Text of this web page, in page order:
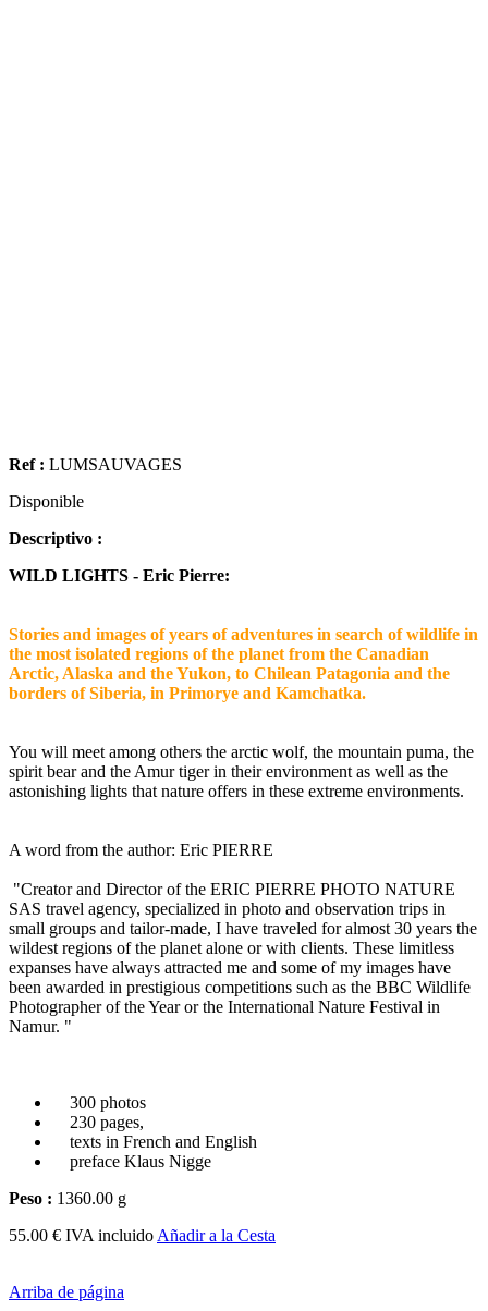
Ref : LUMSAUVAGES
Disponible
Descriptivo :
WILD LIGHTS - Eric Pierre:
Stories and images of years of adventures in search of wildlife in
the most isolated regions of the planet from the Canadian
Arctic, Alaska and the Yukon, to Chilean Patagonia and the
borders of Siberia, in Primorye and Kamchatka.
You will meet among others the arctic wolf, the mountain puma, the
spirit bear and the Amur tiger in their environment as well as the
astonishing lights that nature offers in these extreme environments.
A word from the author: Eric PIERRE
"Creator and Director of the ERIC PIERRE PHOTO NATURE
SAS travel agency, specialized in photo and observation trips in
small groups and tailor-made, I have traveled for almost 30 years the
wildest regions of the planet alone or with clients. These limitless
expanses have always attracted me and some of my images have
been awarded in prestigious competitions such as the BBC Wildlife
Photographer of the Year or the International Nature Festival in
Namur. "
300 photos
230 pages,
texts in French and English
preface Klaus Nigge
Peso : 1360.00 g
55.00 € IVA incluido Añadir a la Cesta
Arriba de página